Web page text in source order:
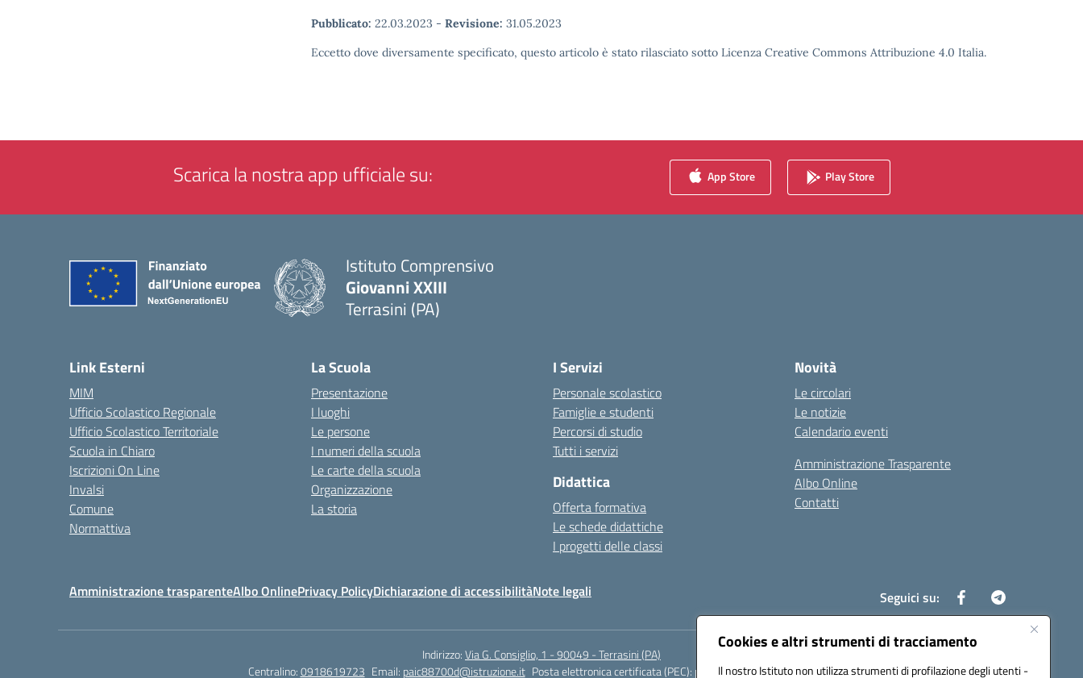
Cookies e altri strumenti di tracciamento
Il nostro Istituto non utilizza strumenti di profilazione degli utenti -
Pubblicato: 22.03.2023 - Revisione: 31.05.2023
Eccetto dove diversamente specificato, questo articolo è stato rilasciato sotto Licenza Creative Commons Attribuzione 4.0 Italia.
Scarica la nostra app ufficiale su: App Store Play Store
Istituto Comprensivo
Giovanni XXIII
Terrasini (PA)
Link Esterni
MIM
Ufficio Scolastico Regionale
Ufficio Scolastico Territoriale
Scuola in Chiaro
Iscrizioni On Line
Invalsi
Comune
Normattiva
La Scuola
Presentazione
I luoghi
Le persone
I numeri della scuola
Le carte della scuola
Organizzazione
La storia
I Servizi
Personale scolastico
Famiglie e studenti
Percorsi di studio
Tutti i servizi
Didattica
Offerta formativa
Le schede didattiche
I progetti delle classi
Novità
Le circolari
Le notizie
Calendario eventi
Amministrazione Trasparente
Albo Online
Contatti
Amministrazione trasparenteAlbo OnlinePrivacy PolicyDichiarazione di accessibilitàNote legali Seguici su:
Indirizzo:Via G. Consiglio, 1 - 90049 - Terrasini (PA)
Centralino:0918619723 Email: paic88700d@istruzione.it Posta elettronica certificata (PEC): paic88700d@pec.istruzione.it